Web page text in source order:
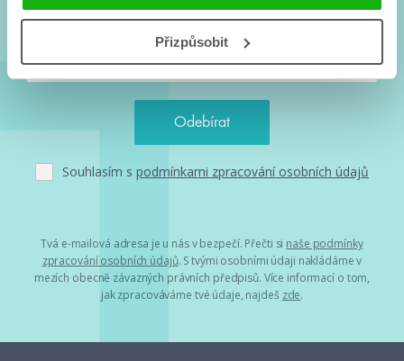
Přizpůsobit
Souhlasím s podmínkami zpracování osobních údajů
Tvá e-mailová adresa je u nás v bezpečí. Přečti si naše podmínky
zpracování osobních údajů. S tvými osobními údaji nakládáme v
mezích obecně závazných právních předpisů. Více informací o tom,
jak zpracováváme tvé údaje, najdeš zde.